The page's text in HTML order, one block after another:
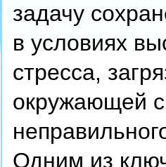
задачу
в условиях
стресса,
окружающей
Одним из